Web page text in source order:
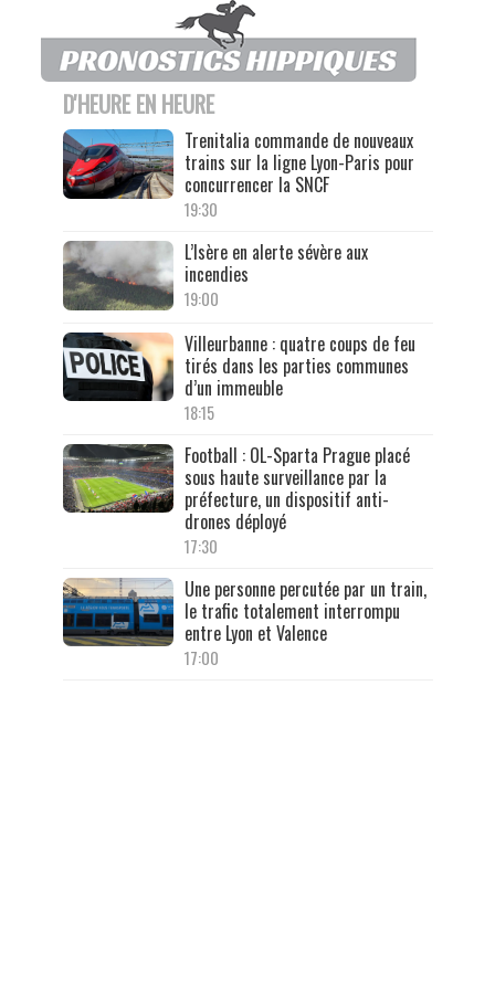
D'HEURE EN HEURE
Trenitalia commande de nouveaux
trains sur la ligne Lyon-Paris pour
concurrencer la SNCF
19:30
L’Isère en alerte sévère aux
incendies
19:00
Villeurbanne : quatre coups de feu
tirés dans les parties communes
d’un immeuble
18:15
Football : OL-Sparta Prague placé
sous haute surveillance par la
préfecture, un dispositif anti-
drones déployé
17:30
Une personne percutée par un train,
le trafic totalement interrompu
entre Lyon et Valence
17:00